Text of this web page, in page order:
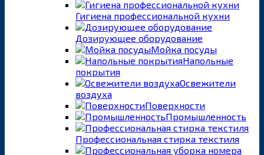
Гигиена профессиональной кухни
Дозирующее оборудование
Мойка посуды
Напольные
покрытия
Освежители
воздуха
Поверхности
Промышленность
Профессиональная стирка текстиля